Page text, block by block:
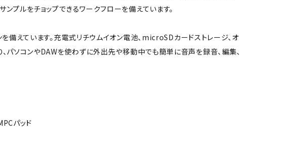
ンプルをチョップできるワークフローを備えています。
えています。充電式リチウムイオン電池、microSDカードストレージ、オ
パソコンやDAWを使わずに外出先や移動中でも簡単に音声を録音、編集、
パッド